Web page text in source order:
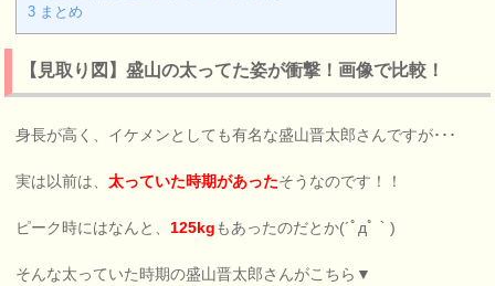
3 まとめ
【見取り図】盛山の太ってた姿が衝撃！画像で比較！
身長が高く、イケメンとしても有名な盛山晋太郎さんですが･･･
実は以前は、太っていた時期があったそうなのです！！
ピーク時にはなんと、 125kgもあったのだとか(´ﾟдﾟ｀)
そんな太っていた時期の盛山晋太郎さんがこちら▼